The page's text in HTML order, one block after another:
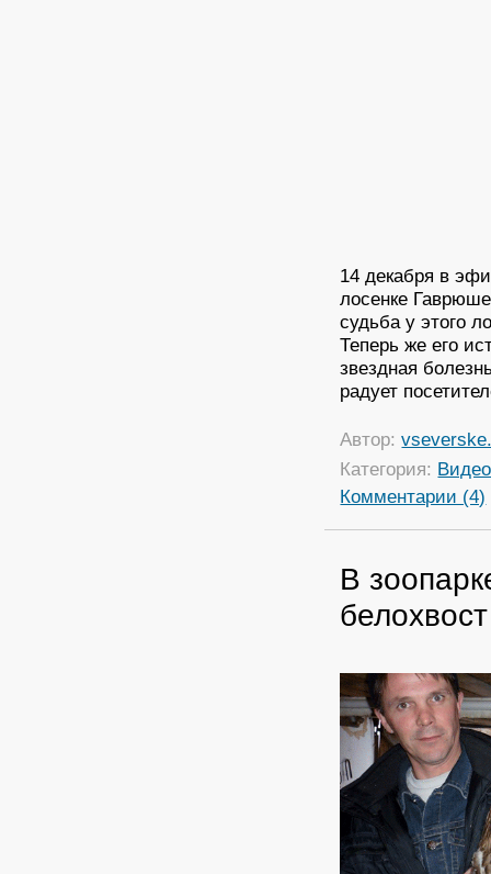
14 декабря в
лосенке
судьба у этого
Теперь же его
звездная
радует
Автор:
Категория: Видео
Комментарии (4)
В
белохвост